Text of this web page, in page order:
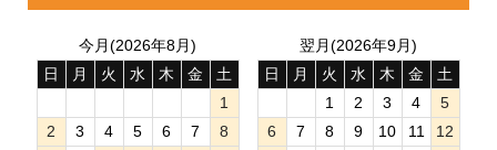
今月(2026年8月)
日
月 火 水 木 金
土
1
2
3 4 5 6 7
8
翌月(2026年9月)
日
月 火 水 木 金
土
1
2 3 4
5
6
7 8 9 10 11
12